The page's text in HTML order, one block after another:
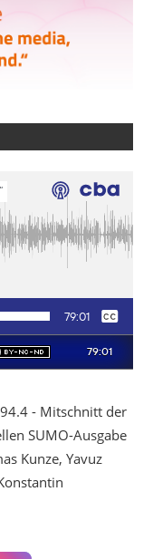
- Mitschnitt der
SUMO-Ausgabe
Kunze, Yavuz